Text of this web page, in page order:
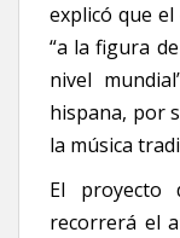
explicó que
“a la figura
nivel
hispana, por
la música
El proyecto
recorrerá el